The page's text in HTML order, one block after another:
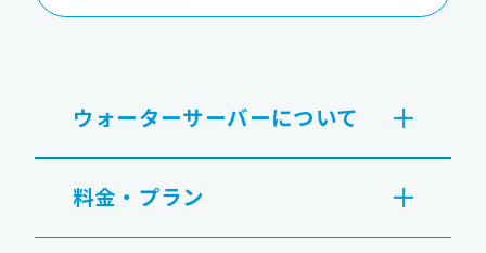
ウォーターサーバーについて
料金・プラン